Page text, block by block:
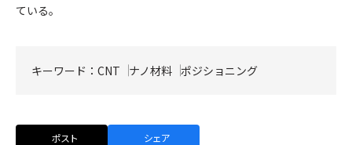
ている。
キーワード： CNT ナノ材料 ポジショニング
ポスト シェア